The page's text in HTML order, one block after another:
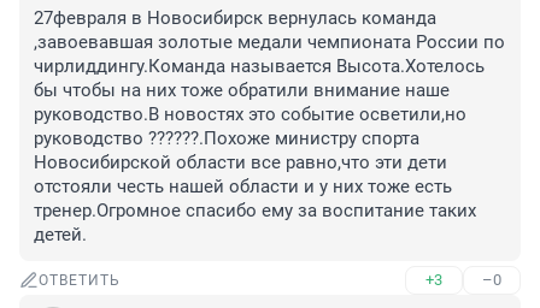
27февраля в Новосибирск вернулась команда
,завоевавшая золотые медали чемпионата России по
чирлиддингу.Команда называется Высота.Хотелось
бы чтобы на них тоже обратили внимание наше
руководство.В новостях это событие осветили,но
руководство ??????.Похоже министру спорта
Новосибирской области все равно,что эти дети
отстояли честь нашей области и у них тоже есть
тренер.Огромное спасибо ему за воспитание таких
детей.
ОТВЕТИТЬ +3 –0